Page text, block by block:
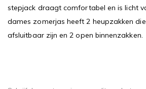
stepjack draagt comfortabel en is licht
dames zomerjas heeft 2 heupzakken
afsluitbaar zijn en 2 open binnenzakken.